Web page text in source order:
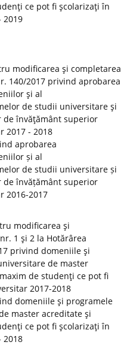
ce pot fi şcolarizaţi în
2019
modificarea şi completarea
140/2017 privind aprobarea
şi al
de studii universitare şi
învăţământ superior
2017 - 2018
aprobarea
și al
de studii universitare și
învățământ superior
2016-2017
modificarea şi
1 şi 2 la Hotărârea
privind domeniile şi
de master
de studenţi ce pot fi
2017-2018
domeniile şi programele
master acreditate şi
ce pot fi şcolarizaţi în
2018